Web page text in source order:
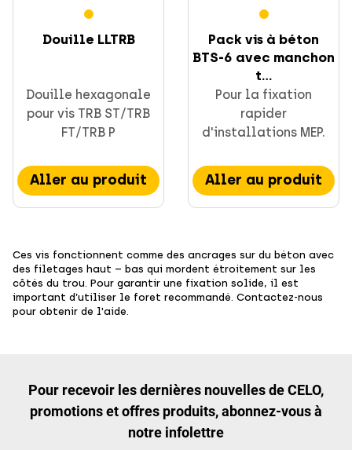
Douille LLTRB
Douille hexagonale
pour vis TRB ST/TRB
FT/TRB P
Aller au produit
Pack vis à béton
BTS-6 avec manchon
t...
Pour la fixation
rapider
d'installations MEP.
Aller au produit
Ces vis fonctionnent comme des ancrages sur du béton avec
des filetages haut – bas qui mordent étroitement sur les
côtés du trou. Pour garantir une fixation solide, il est
important d’utiliser le foret recommandé. Contactez-nous
pour obtenir de l'aide.
Pour recevoir les dernières nouvelles de CELO,
promotions et offres produits, abonnez-vous à
notre infolettre